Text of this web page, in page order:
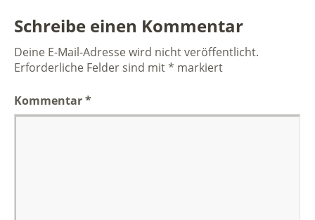
Schreibe einen Kommentar
Deine E-Mail-Adresse wird nicht veröffentlicht.
Erforderliche Felder sind mit* markiert
Kommentar*